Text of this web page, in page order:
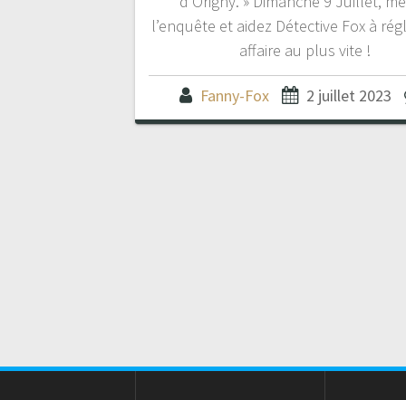
l’enquête et aidez Détective Fox à
affaire au plus vite !
Fanny-Fox 2 juillet 2023